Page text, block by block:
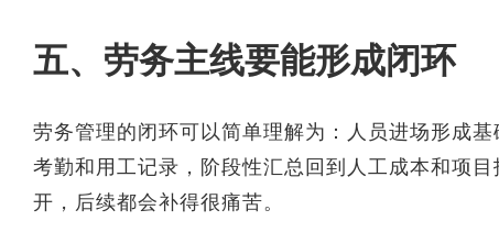
五、劳务主线要能形成闭环
劳务管理的闭环可以简单理解为：人员进场形成
考勤和用工记录，阶段性汇总回到人工成本和项
开，后续都会补得很痛苦。